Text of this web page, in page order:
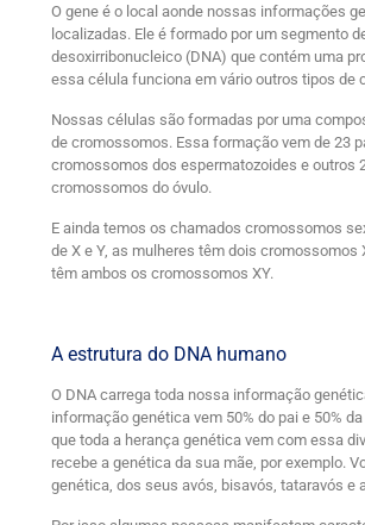
O gene é o local aonde nossas informações
localizadas. Ele é formado por um segmento
desoxirribonucleico (DNA) que contém uma
essa célula funciona em vário outros tipos de
Nossas células são formadas por uma
de cromossomos. Essa formação vem de 23
cromossomos dos espermatozoides e outros
cromossomos do óvulo.
E ainda temos os chamados cromossomos
de X e Y, as mulheres têm dois cromossomos
têm ambos os cromossomos XY.
A estrutura do DNA humano
O DNA carrega toda nossa informação
informação genética vem 50% do pai e 50%
que toda a herança genética vem com essa
recebe a genética da sua mãe, por exemplo.
genética, dos seus avós, bisavós, tataravós e